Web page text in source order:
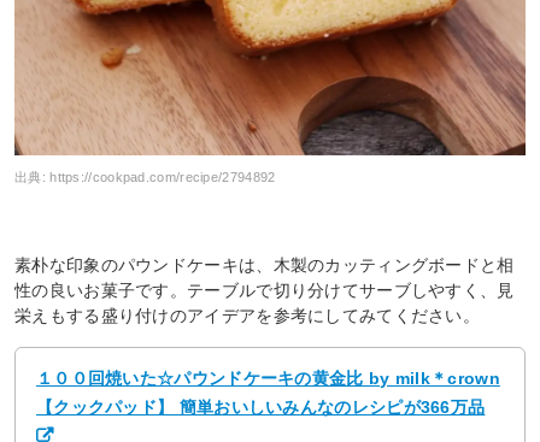
出典:https://cookpad.com/recipe/2794892
素朴な印象のパウンドケーキは、木製のカッティングボードと相
性の良いお菓子です。テーブルで切り分けてサーブしやすく、見
栄えもする盛り付けのアイデアを参考にしてみてください。
１００回焼いた☆パウンドケーキの黄金比 by milk＊crown
【クックパッド】 簡単おいしいみんなのレシピが366万品